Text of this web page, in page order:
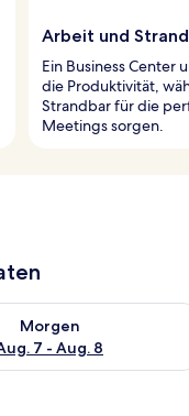
Arbeit und
Ein Business Center
die Produktivität,
Strandbar für die
Meetings sorgen.
Aug. 7.
Morgen
7 - Aug. 8
Verfügbarkeit für